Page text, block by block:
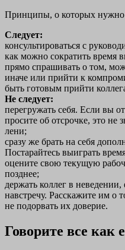
Принципы, о которых
Следует:
консультироваться с
как можно сократить время
прямо спрашивать о том,
иначе или прийти к
быть готовым прийти
Не следует:
перегружать себя. Если вы
просите об отсрочке, это не
лени;
сразу же брать на себя
Постарайтесь выиграть
оцените свою текущую
позднее;
держать коллег в
навстречу. Расскажите им о
не подорвать их доверие.
Говорите все как